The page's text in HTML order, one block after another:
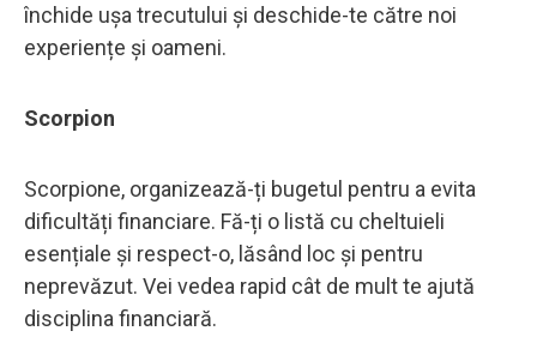
închide ușa trecutului și deschide-te către noi
experiențe și oameni.
Scorpion
Scorpione, organizează-ți bugetul pentru a evita
dificultăți financiare. Fă-ți o listă cu cheltuieli
esențiale și respect-o, lăsând loc și pentru
neprevăzut. Vei vedea rapid cât de mult te ajută
disciplina financiară.